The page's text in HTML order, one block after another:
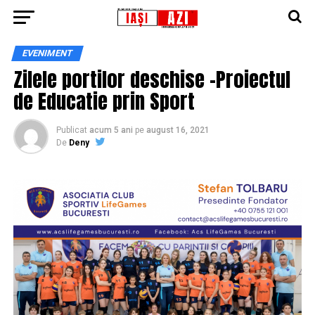
EVENIMENT
Zilele portilor deschise -Proiectul
de Educatie prin Sport
Publicat acum 5 ani pe august 16, 2021
De Deny